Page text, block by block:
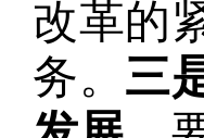
改革的
务。 三